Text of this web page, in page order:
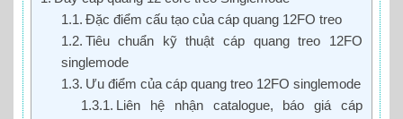
Đặc điểm cấu tạo của cáp quang 12FO treo
Tiêu chuẩn kỹ thuật cáp quang treo 12FO
singlemode
Ưu điểm của cáp quang treo 12FO singlemode
Liên hệ nhận catalogue, báo giá cáp